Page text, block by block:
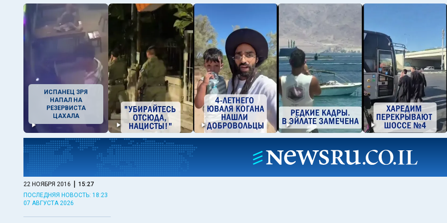
ИСПАНЕЦ ЗРЯ
НАПАЛ НА
РЕЗЕРВИСТА
ЦАХАЛА
22 НОЯБРЯ 2016 | 15:27
ПОСЛЕДНЯЯ НОВОСТЬ: 18:23
07 АВГУСТА 2026